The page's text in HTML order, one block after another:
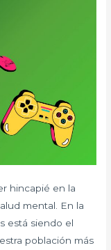
hincapié en la
mental. En la
está siendo el
población más